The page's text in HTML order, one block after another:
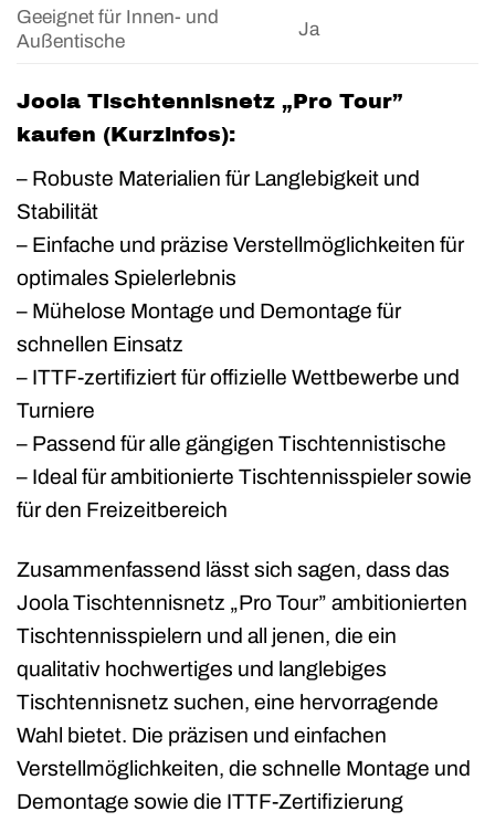
Geeignet für Innen- und
Außentische
Ja
Joola Tischtennisnetz „Pro Tour”
kaufen (Kurzinfos):
– Robuste Materialien für Langlebigkeit und
Stabilität
– Einfache und präzise Verstellmöglichkeiten für
optimales Spielerlebnis
– Mühelose Montage und Demontage für
schnellen Einsatz
– ITTF-zertifiziert für offizielle Wettbewerbe und
Turniere
– Passend für alle gängigen Tischtennistische
– Ideal für ambitionierte Tischtennisspieler sowie
für den Freizeitbereich
Zusammenfassend lässt sich sagen, dass das
Joola Tischtennisnetz „Pro Tour” ambitionierten
Tischtennisspielern und all jenen, die ein
qualitativ hochwertiges und langlebiges
Tischtennisnetz suchen, eine hervorragende
Wahl bietet. Die präzisen und einfachen
Verstellmöglichkeiten, die schnelle Montage und
Demontage sowie die ITTF-Zertifizierung